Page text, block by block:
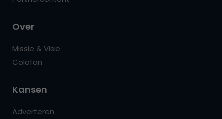
Over
Missie & Visie
Colofon
Kansen
Adverteren